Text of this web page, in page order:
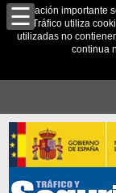
Información importante
de Tráfico utiliza
utilizadas no
continua